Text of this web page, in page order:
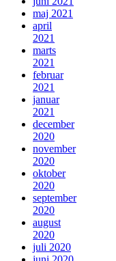
maj 2021
april
2021
marts
2021
februar
2021
januar
2021
december
2020
november
2020
oktober
2020
september
2020
august
2020
juli 2020